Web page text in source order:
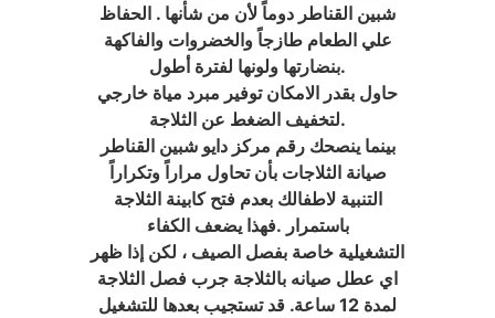
شبين القناطر دوماً لأن من شأنها . الحفاظ
علي الطعام طازجاً والخضروات والفاكهة
بنضارتها ولونها لفترة أطول.
حاول بقدر الامكان توفير مبرد مياة خارجي
لتخفيف الضغط عن الثلاجة.
بينما ينصحك رقم مركز دايو شبين القناطر
صيانة الثلاجات بأن تحاول مراراً وتكراراً
التنبية لاطفالك بعدم فتح كابينة الثلاجة
باستمرار .فهذا يضعف الكفاء
التشغيلية خاصة بفصل الصيف ، لكن إذا ظهر
اي عطل صيانه بالثلاجة جرب فصل الثلاجة
لمدة 12 ساعة. قد تستجيب بعدها للتشغيل